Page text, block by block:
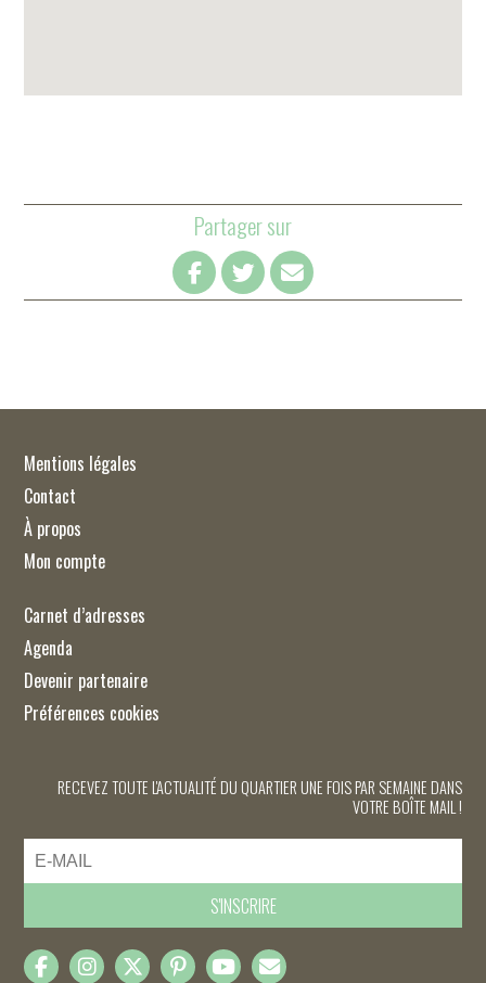
Partager sur
Mentions légales
Contact
À propos
Mon compte
Carnet d’adresses
Agenda
Devenir partenaire
Préférences cookies
RECEVEZ TOUTE L'ACTUALITÉ DU QUARTIER UNE FOIS PAR SEMAINE DANS
VOTRE BOÎTE MAIL !